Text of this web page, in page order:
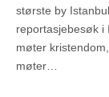
største by
reportasjebesøk i
møter
møter…